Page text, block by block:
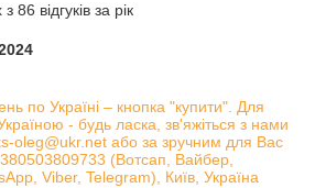
86 відгуків за рік
по Україні – кнопка "купити". Для
- будь ласка, зв'яжіться з нами
oleg@ukr.net або за зручним для Вас
(Вотсап, Вайбер,
Viber, Telegram), Київ, Україна